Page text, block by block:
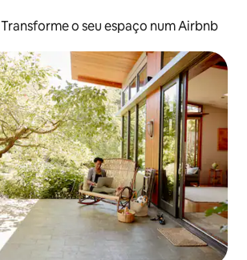
Transforme o seu espaço num Airbnb